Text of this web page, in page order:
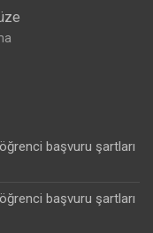
başvuru şartları
başvuru şartları